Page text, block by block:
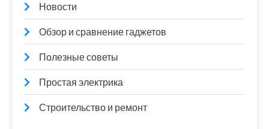
Новости
Обзор и сравнение гаджетов
Полезные советы
Простая электрика
Строительство и ремонт